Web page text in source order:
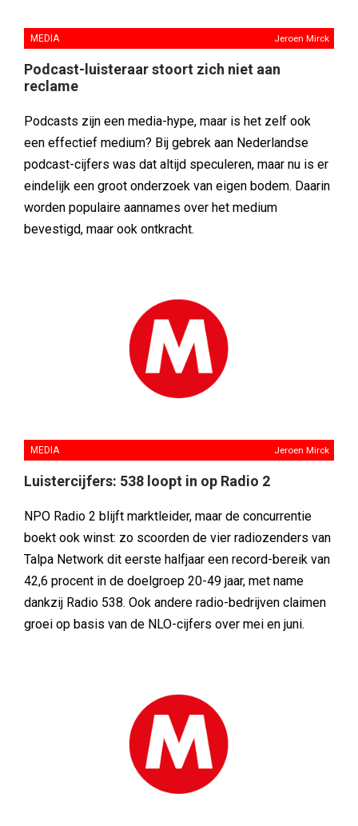
MEDIA Jeroen Mirck
Podcast-luisteraar stoort zich niet aan
reclame
Podcasts zijn een media-hype, maar is het zelf ook
een effectief medium? Bij gebrek aan Nederlandse
podcast-cijfers was dat altijd speculeren, maar nu is er
eindelijk een groot onderzoek van eigen bodem. Daarin
worden populaire aannames over het medium
bevestigd, maar ook ontkracht.
MEDIA Jeroen Mirck
Luistercijfers: 538 loopt in op Radio 2
NPO Radio 2 blijft marktleider, maar de concurrentie
boekt ook winst: zo scoorden de vier radiozenders van
Talpa Network dit eerste halfjaar een record-bereik van
42,6 procent in de doelgroep 20-49 jaar, met name
dankzij Radio 538. Ook andere radio-bedrijven claimen
groei op basis van de NLO-cijfers over mei en juni.